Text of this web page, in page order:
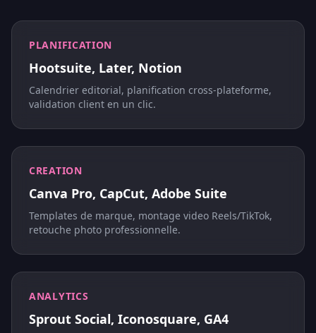
PLANIFICATION
Hootsuite, Later, Notion
Calendrier editorial, planification cross-plateforme,
validation client en un clic.
CREATION
Canva Pro, CapCut, Adobe Suite
Templates de marque, montage video Reels/TikTok,
retouche photo professionnelle.
ANALYTICS
Sprout Social, Iconosquare, GA4